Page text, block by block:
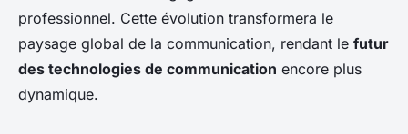
professionnel. Cette évolution transformera le
paysage global de la communication, rendant le futur
des technologies de communication encore plus
dynamique.